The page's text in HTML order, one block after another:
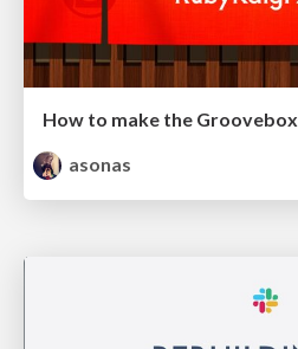
How to make the Groovebox
asonas